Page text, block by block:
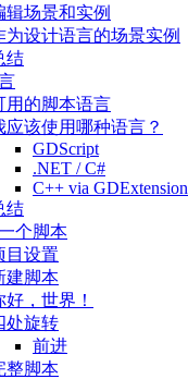
辑场景和实例
为设计语言的场景实例
结
用的脚本语言
应该使用哪种语言？
GDScript
.NET / C#
C++ via GDExtension
结
个脚本
目设置
建脚本
好，世界！
处旋转
前进
整脚本